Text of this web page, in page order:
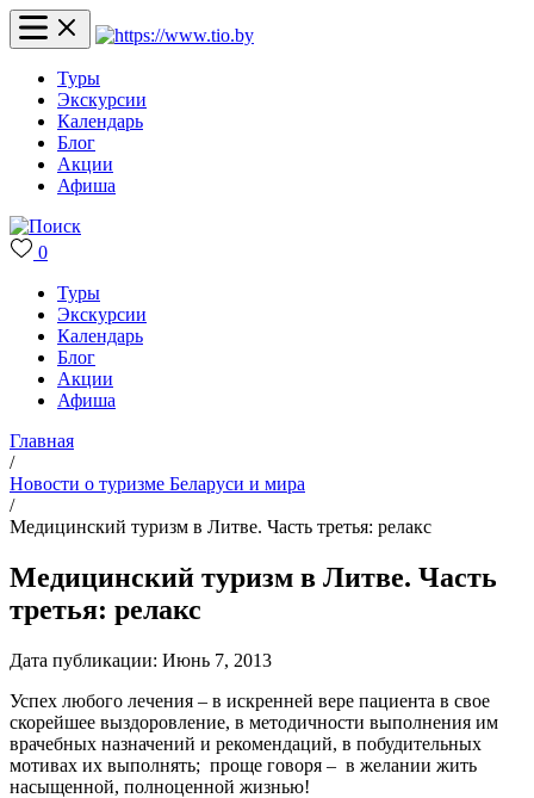
Туры
Экскурсии
Календарь
Блог
Акции
Афиша
0
Туры
Экскурсии
Календарь
Блог
Акции
Афиша
Главная
/
Новости о туризме Беларуси и мира
/
Медицинский туризм в Литве. Часть третья: релакс
Медицинский туризм в Литве. Часть
третья: релакс
Дата публикации: Июнь 7, 2013
Успех любого лечения – в искренней вере пациента в свое
скорейшее выздоровление, в методичности выполнения им
врачебных назначений и рекомендаций, в побудительных
мотивах их выполнять; проще говоря – в желании жить
насыщенной, полноценной жизнью!